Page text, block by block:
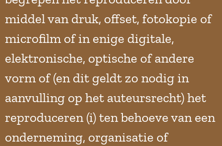
middel van druk, offset, fotokopie of
microfilm of in enige digitale,
elektronische, optische of andere
vorm of (en dit geldt zo nodig in
aanvulling op het auteursrecht) het
reproduceren (i) ten behoeve van een
onderneming, organisatie of